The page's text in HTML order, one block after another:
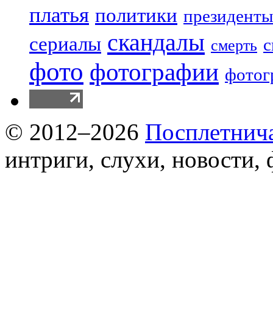
платья политики президенты
сериалы скандалы смерть
фото фотографии
© 2012–2026
интриги, слухи, новости,